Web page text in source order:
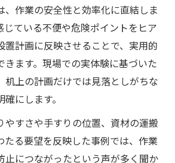
、作業の安全性と効率化に直結しま
じている不便や危険ポイントをヒア
置計画に反映させることで、実用的
きます。現場での実体験に基づいた
机上の計画だけでは見落としがちな
にします。
やすさや手すりの位置、資材の運搬
たる要望を反映した事例では、作業
止につながったという声が多く聞か